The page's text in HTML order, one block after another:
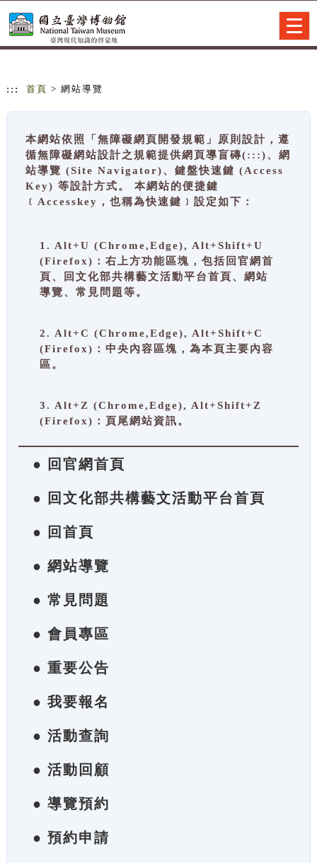
::: 首頁 > 網站導覽
本網站依照「無障礙網頁開發規範」原則設計，遵
循無障礙網站設計之規範提供網頁導盲磚(:::)、網
站導覽 (Site Navigator)、鍵盤快速鍵 (Access
Key) 等設計方式。 本網站的便捷鍵
﹝Accesskey，也稱為快速鍵﹞設定如下：
1. Alt+U (Chrome,Edge), Alt+Shift+U
(Firefox)：右上方功能區塊，包括回官網首
頁、回文化部共構藝文活動平台首頁、網站
導覽、常見問題等。
2. Alt+C (Chrome,Edge), Alt+Shift+C
(Firefox)：中央內容區塊，為本頁主要內容
區。
3. Alt+Z (Chrome,Edge), Alt+Shift+Z
(Firefox)：頁尾網站資訊。
● 回官網首頁
● 回文化部共構藝文活動平台首頁
● 回首頁
● 網站導覽
● 常見問題
● 會員專區
● 重要公告
● 我要報名
● 活動查詢
● 活動回顧
● 導覽預約
● 預約申請